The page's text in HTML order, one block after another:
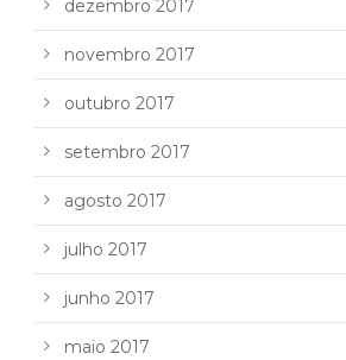
dezembro 2017
novembro 2017
outubro 2017
setembro 2017
agosto 2017
julho 2017
junho 2017
maio 2017